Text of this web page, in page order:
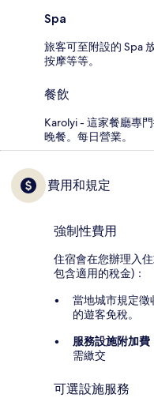
Spa
旅客可至附設的 Spa
按摩等等。
餐飲
Karolyi - 這家餐廳專
晚餐。每日營業。
費用和規定
強制性費用
住宿會在您辦理入
包含適用的稅金)：
當地城市規定徵
的遊客免稅。
服務設施附加費
需繳交
可選設施服務